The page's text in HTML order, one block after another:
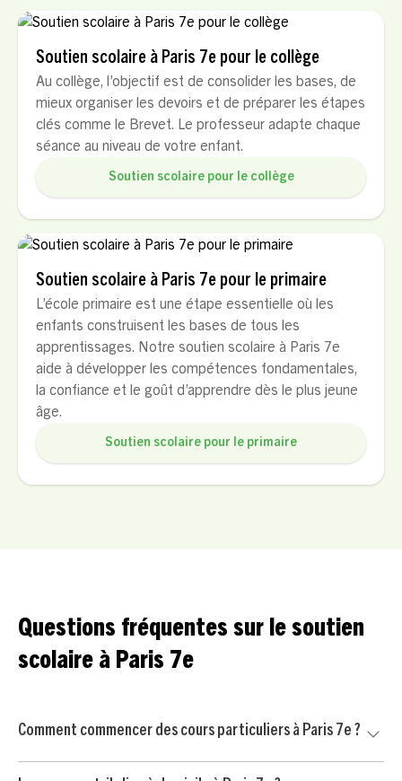
Soutien scolaire à Paris 7e pour le collège
Au collège, l’objectif est de consolider les bases, de
mieux organiser les devoirs et de préparer les étapes
clés comme le Brevet. Le professeur adapte chaque
séance au niveau de votre enfant.
Soutien scolaire pour le collège
Soutien scolaire à Paris 7e pour le primaire
L’école primaire est une étape essentielle où les
enfants construisent les bases de tous les
apprentissages. Notre soutien scolaire à Paris 7e
aide à développer les compétences fondamentales,
la confiance et le goût d’apprendre dès le plus jeune
âge.
Soutien scolaire pour le primaire
Questions fréquentes sur le soutien
scolaire à Paris 7e
Comment commencer des cours particuliers à Paris 7e ?